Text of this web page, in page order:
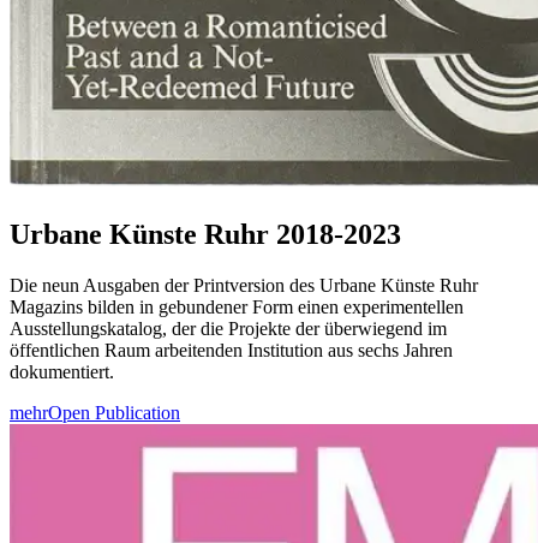
Urbane Künste Ruhr 2018-2023
Die neun Ausgaben der Printversion des Urbane Künste Ruhr
Magazins bilden in gebundener Form einen experimentellen
Ausstellungskatalog, der die Projekte der überwiegend im
öffentlichen Raum arbeitenden Institution aus sechs Jahren
dokumentiert.
mehrOpen Publication